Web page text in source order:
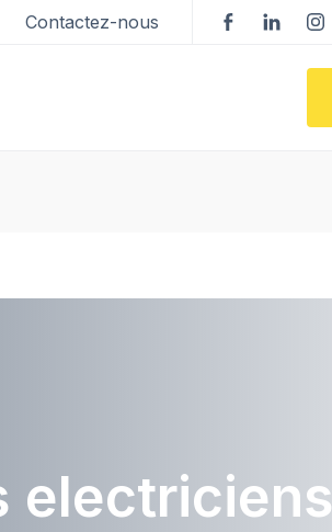
Contactez-nous
electriciens